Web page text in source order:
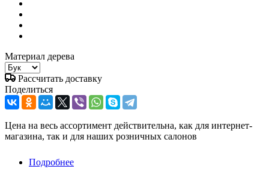
Материал дерева
Рассчитать доставку
Поделиться
Цена на весь ассортимент действительна, как для интернет-
магазина, так и для наших розничных салонов
Подробнее